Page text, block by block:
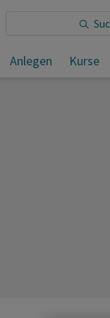
Anlegen Kurse